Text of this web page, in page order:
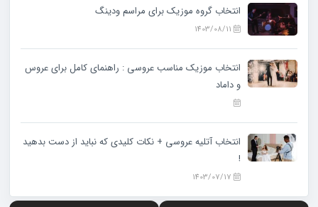
انتخاب گروه موزیک برای مراسم ودینگ
انتخاب موزیک مناسب عروسی : راهنمای کامل برای عروس
و داماد
انتخاب آتلیه عروسی + نکات کلیدی که نباید از دست بدهید
!